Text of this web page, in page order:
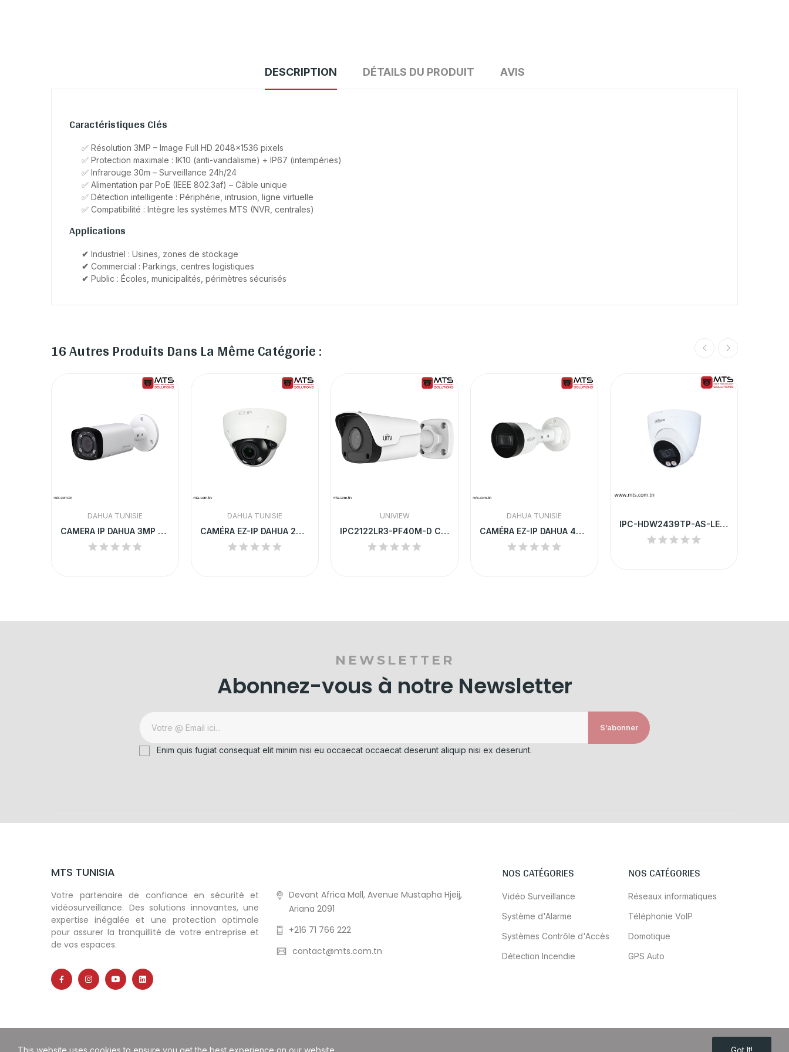
DESCRIPTION DÉTAILS DU PRODUIT AVIS
Caractéristiques Clés
✅ Résolution 3MP – Image Full HD 2048×1536 pixels
✅ Protection maximale : IK10 (anti-vandalisme) + IP67 (intempéries)
✅ Infrarouge 30m – Surveillance 24h/24
✅ Alimentation par PoE (IEEE 802.3af) – Câble unique
✅ Détection intelligente : Périphérie, intrusion, ligne virtuelle
✅ Compatibilité : Intègre les systèmes MTS (NVR, centrales)
Applications
✔ Industriel : Usines, zones de stockage
✔ Commercial : Parkings, centres logistiques
✔ Public : Écoles, municipalités, périmètres sécurisés
16 Autres Produits Dans La Même Catégorie :
DAHUA TUNISIE
CAMERA IP DAHUA 3MP POE IP67 IR 60M | IPC-B2A30P-Z
DAHUA TUNISIE
CAMÉRA EZ-IP DAHUA 2MP POE EXTÉRIEURE |...
UNIVIEW
IPC2122LR3-PF40M-D CAMERA IP UNV TUBE 2MP POE...
DAHUA TUNISIE
CAMÉRA EZ-IP DAHUA 4MP POE EXTÉRIEURE | IPC-B1B40P
IPC-HDW2439TP-AS-LED-S2 CAMERA IP DAHUA 4MP...
NEWSLETTER
Abonnez-vous à notre Newsletter
S’abonner
Enim quis fugiat consequat elit minim nisi eu occaecat occaecat deserunt aliquip nisi ex deserunt.
MTS TUNISIA
Votre partenaire de confiance en sécurité et
vidéosurveillance. Des solutions innovantes, une
expertise inégalée et une protection optimale
pour assurer la tranquillité de votre entreprise et
de vos espaces.
Devant Africa Mall, Avenue Mustapha Hjeij,
Ariana 2091
+216 71 766 222
contact@mts.com.tn
NOS CATÉGORIES
Vidéo Surveillance
Système d'Alarme
Systèmes Contrôle d'Accès
Détection Incendie
NOS CATÉGORIES
Réseaux informatiques
Téléphonie VoIP
Domotique
GPS Auto
This website uses cookies to ensure you get the best experience on our website Got It!